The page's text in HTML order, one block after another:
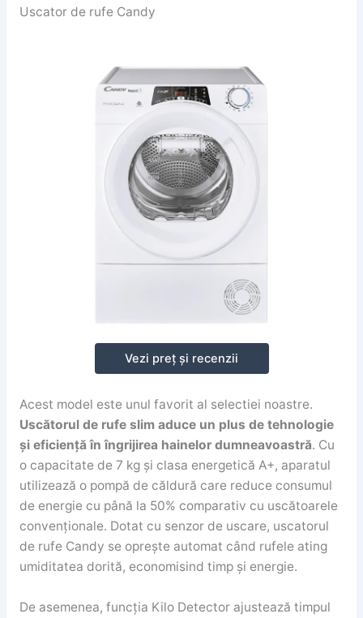
Uscator de rufe Candy
Vezi preț și recenzii
Acest model este unul favorit al selectiei noastre.
Uscătorul de rufe slim aduce un plus de tehnologie
și eficiență în îngrijirea hainelor dumneavoastră. Cu
o capacitate de 7 kg și clasa energetică A+, aparatul
utilizează o pompă de căldură care reduce consumul
de energie cu până la 50% comparativ cu uscătoarele
convenționale. Dotat cu senzor de uscare, uscatorul
de rufe Candy se oprește automat când rufele ating
umiditatea dorită, economisind timp și energie.
De asemenea, funcția Kilo Detector ajustează timpul